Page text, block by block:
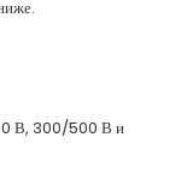
В, 300/500 В и